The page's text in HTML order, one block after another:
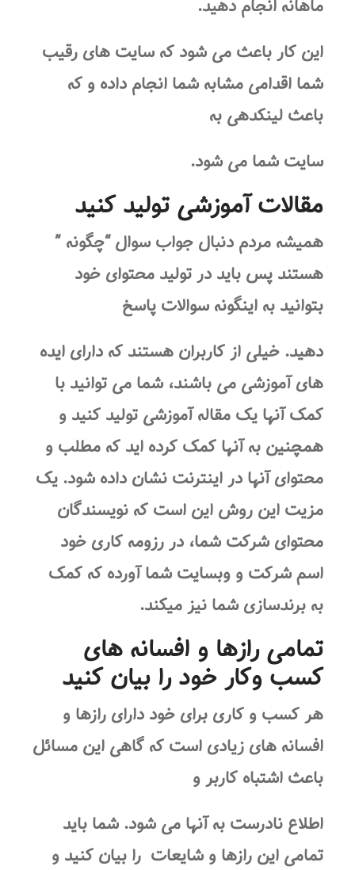
ماهانه انجام دهید.
این کار باعث می شود که سایت های رقیب
شما اقدامی مشابه شما انجام داده و که
باعث لینکدهی به
سایت شما می شود.
مقالات آموزشی تولید کنید
همیشه مردم دنبال جواب سوال “چگونه ”
هستند پس باید در تولید محتوای خود
بتوانید به اینگونه سوالات پاسخ
دهید. خیلی از کاربران هستند که دارای ایده
های آموزشی می باشند، شما می توانید با
کمک آنها یک مقاله آموزشی تولید کنید و
همچنین به آنها کمک کرده اید که مطلب و
محتوای آنها در اینترنت نشان داده شود. یک
مزیت این روش این است که نویسندگان
محتوای شرکت شما، در رزومه کاری خود
اسم شرکت و وبسایت شما آورده که کمک
به برندسازی شما نیز میکند.
تمامی رازها و افسانه های
کسب وکار خود را بیان کنید
هر کسب و کاری برای خود دارای رازها و
افسانه های زیادی است که گاهی این مسائل
باعث اشتباه کاربر و
اطلاع نادرست به آنها می شود. شما باید
تمامی این رازها و شایعات را بیان کنید و